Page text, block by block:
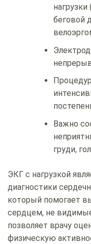
беговой
Важно
груди,
ЭКГ с нагрузкой
диагностики
который помогает
сердцем, не
позволяет врачу
физическую